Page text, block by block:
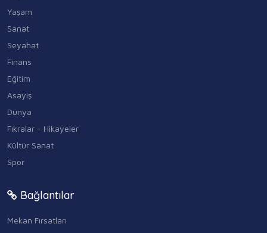
Yaşam
Sanat
Seyahat
Finans
Eğitim
Asayiş
Dünya
Fıkralar - Hikayeler
Kültür Sanat
Spor
Bağlantılar
Mekan Fırsatları